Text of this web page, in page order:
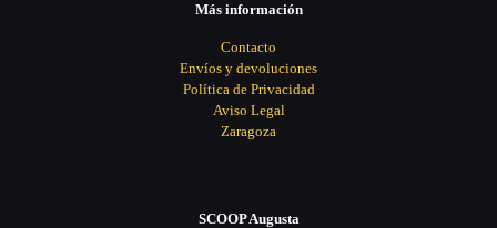
Más información
Contacto
Envíos y devoluciones
Política de Privacidad
Aviso Legal
Zaragoza
SCOOP Augusta